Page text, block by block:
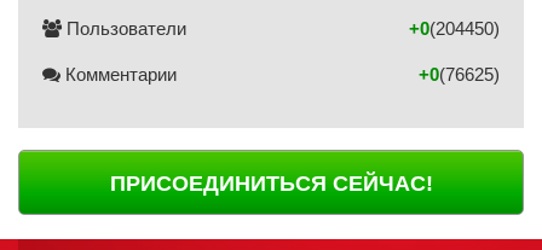
Пользователи (204450)
+0
Комментарии (76625)
+0
ПРИСОЕДИНИТЬСЯ СЕЙЧАС!